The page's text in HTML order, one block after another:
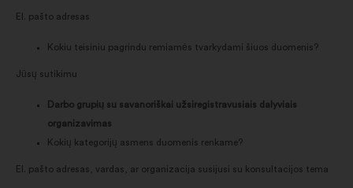
El. pašto adresas
Kokiu teisiniu pagrindu remiamės tvarkydami šiuos duomenis?
Jūsų sutikimu
Darbo grupių su savanoriškai užsiregistravusiais dalyviais
organizavimas
Kokių kategorijų asmens duomenis renkame?
El. pašto adresas, vardas, ar organizacija susijusi su konsultacijos tema